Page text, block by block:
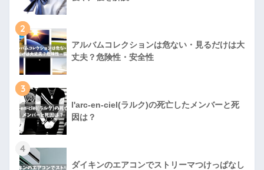
2
アルバムコレクションは危ない・見るだけは大
丈夫？危険性・安全性
3
l'arc-en-ciel(ラルク)の死亡したメンバーと死
因は？
4
ダイキンのエアコンでストリーマつけっぱなし